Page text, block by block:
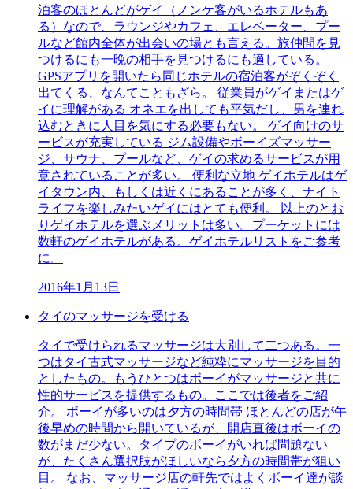
泊客のほとんどがゲイ（ノンケ客がいるホテルもあ
る）なので、ラウンジやカフェ、エレベーター、プー
ルなど館内全体が出会いの場とも言える。旅仲間を見
つけるにも一晩の相手を見つけるにも適している。
GPSアプリを開いたら同じホテルの宿泊客がぞくぞく
出てくる、なんてこともざら。 従業員がゲイまたはゲ
イに理解がある オネエを出しても平気だし、男を連れ
込むときに人目を気にする必要もない。 ゲイ向けのサ
ービスが充実している ジム設備やボーイズマッサー
ジ、サウナ、プールなど、ゲイの求めるサービスが用
意されていることが多い。 便利な立地 ゲイホテルはゲ
イタウン内、もしくは近くにあることが多く、ナイト
ライフを楽しみたいゲイにはとても便利。 以上のとお
りゲイホテルを選ぶメリットは多い。プーケットには
数軒のゲイホテルがある。ゲイホテルリストをご参考
に。
2016年1月13日
タイのマッサージを受ける
タイで受けられるマッサージは大別して二つある。一
つはタイ古式マッサージなど純粋にマッサージを目的
としたもの。もうひとつはボーイがマッサージと共に
性的サービスを提供するもの。ここでは後者をご紹
介。 ボーイが多いのは夕方の時間帯 ほとんどの店が午
後早めの時間から開いているが、開店直後はボーイの
数がまだ少ない。タイプのボーイがいれば問題ない
が、たくさん選択肢がほしいなら夕方の時間帯が狙い
目。 なお、マッサージ店の軒先ではよくボーイ達が談